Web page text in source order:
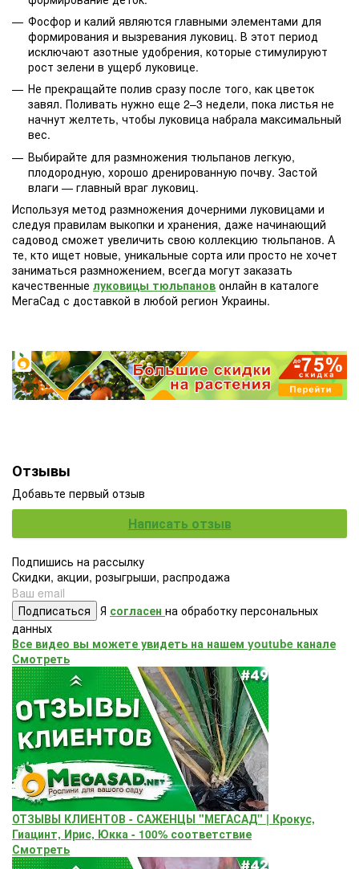
Фосфор и калий являются главными элементами для
формирования и вызревания луковиц. В этот период
исключают азотные удобрения, которые стимулируют
рост зелени в ущерб луковице.
Не прекращайте полив сразу после того, как цветок
завял. Поливать нужно еще 2–3 недели, пока листья не
начнут желтеть, чтобы луковица набрала максимальный
вес.
Выбирайте для размножения тюльпанов легкую,
плодородную, хорошо дренированную почву. Застой
влаги — главный враг луковиц.
Используя метод размножения дочерними луковицами и
следуя правилам выкопки и хранения, даже начинающий
садовод сможет увеличить свою коллекцию тюльпанов. А
те, кто ищет новые, уникальные сорта или просто не хочет
заниматься размножением, всегда могут заказать
качественные луковицы тюльпанов онлайн в каталоге
МегаСад с доставкой в любой регион Украины.
Отзывы
Добавьте первый отзыв
Написать отзыв
Подпишись на рассылку
Скидки, акции, розыгрыши, распродажа
Подписаться Я согласен на обработку персональных
данных
Все видео вы можете увидеть на нашем youtube канале
Смотреть
ОТЗЫВЫ КЛИЕНТОВ - САЖЕНЦЫ "МЕГАСАД" | Крокус,
Гиацинт, Ирис, Юкка - 100% соответствие
Смотреть